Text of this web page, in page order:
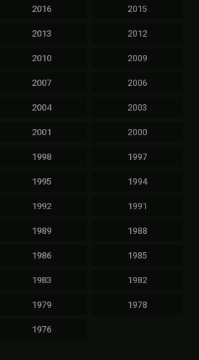
2016 2015
2013 2012
2010 2009
2007 2006
2004 2003
2001 2000
1998 1997
1995 1994
1992 1991
1989 1988
1986 1985
1983 1982
1979 1978
1976